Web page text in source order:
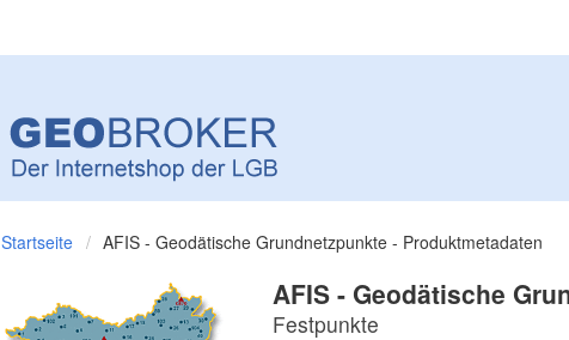
Startseite AFIS - Geodätische Grundnetzpunkte - Produktmetadaten
AFIS - Geodätische
Festpunkte